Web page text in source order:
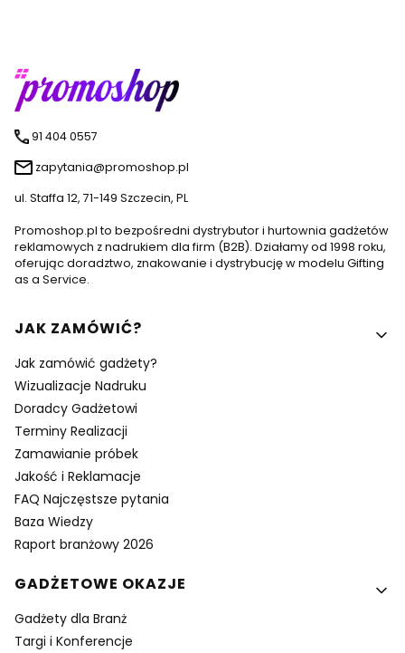
91 404 0557
zapytania@promoshop.pl
ul. Staffa 12, 71-149 Szczecin, PL
Promoshop.pl to bezpośredni dystrybutor i hurtownia gadżetów
reklamowych z nadrukiem dla firm (B2B). Działamy od 1998 roku,
oferując doradztwo, znakowanie i dystrybucję w modelu Gifting
as a Service.
Linki w stopce
JAK ZAMÓWIĆ?
Jak zamówić gadżety?
Wizualizacje Nadruku
Doradcy Gadżetowi
Terminy Realizacji
Zamawianie próbek
Jakość i Reklamacje
FAQ Najczęstsze pytania
Baza Wiedzy
Raport branżowy 2026
GADŻETOWE OKAZJE
Gadżety dla Branż
Targi i Konferencje